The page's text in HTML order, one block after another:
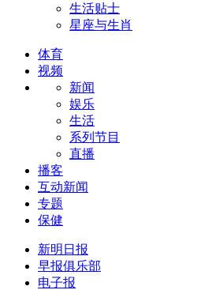
生活贴士
星座与生肖
体育
视频
新闻
娱乐
生活
系列节目
直播
播客
互动新闻
专题
保健
新明日报
早报俱乐部
电子报